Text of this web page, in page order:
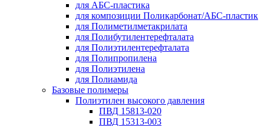
для АБС-пластика
для композиции Поликарбонат/АБС-пластик
для Полиметилметакрилата
для Полибутилентерефталата
для Полиэтилентерефталата
для Полипропилена
для Полиэтилена
для Полиамида
Базовые полимеры
Полиэтилен высокого давления
ПВД 15813-020
ПВД 15313-003